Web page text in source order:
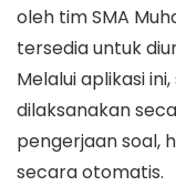
oleh tim SMA
tersedia untuk
Melalui aplikasi
dilaksanakan
pengerjaan soal,
secara otomatis.